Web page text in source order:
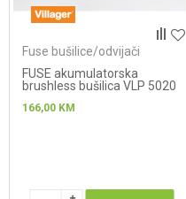
Fuse bušilice/odvijači
FUSE akumulatorska
brushless bušilica VLP 5020
166,00 KM